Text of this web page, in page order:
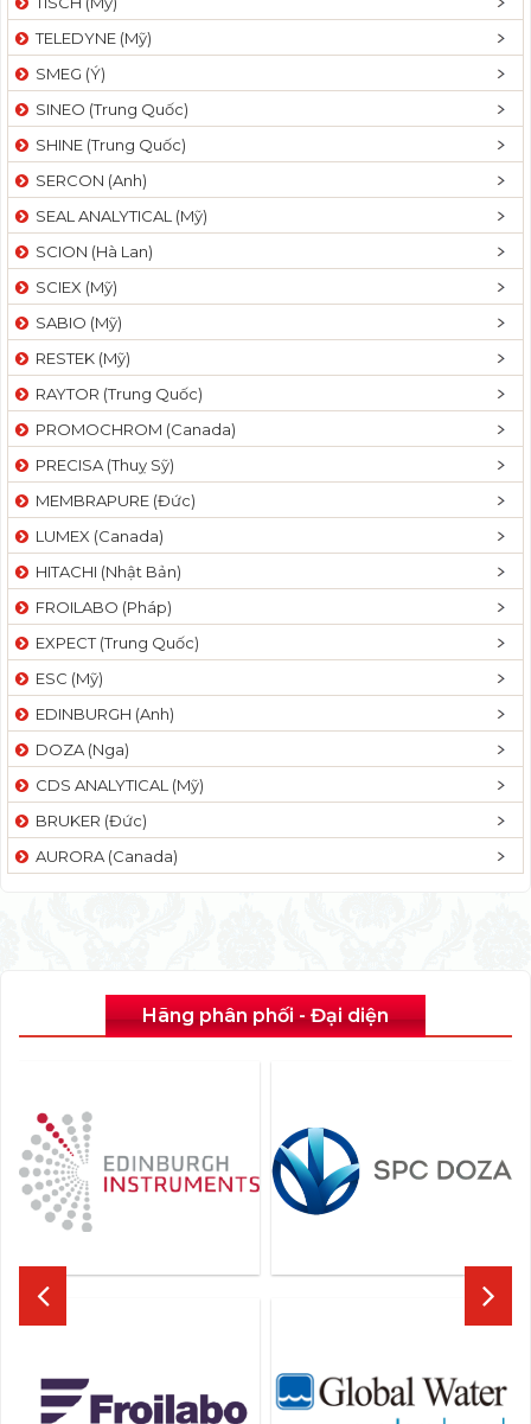
TELEDYNE (Mỹ)
SMEG (Ý)
SINEO (Trung Quốc)
SHINE (Trung Quốc)
SERCON (Anh)
SEAL ANALYTICAL (Mỹ)
SCION (Hà Lan)
SCIEX (Mỹ)
SABIO (Mỹ)
RESTEK (Mỹ)
RAYTOR (Trung Quốc)
PROMOCHROM (Canada)
PRECISA (Thuỵ Sỹ)
MEMBRAPURE (Đức)
LUMEX (Canada)
HITACHI (Nhật Bản)
FROILABO (Pháp)
EXPECT (Trung Quốc)
ESC (Mỹ)
EDINBURGH (Anh)
DOZA (Nga)
CDS ANALYTICAL (Mỹ)
BRUKER (Đức)
AURORA (Canada)
Hãng phân phối - Đại diện